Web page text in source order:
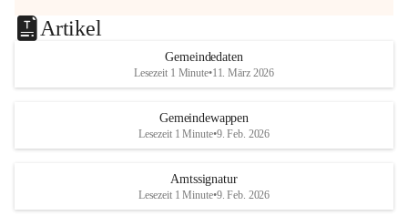
Artikel
Gemeindedaten
Lesezeit 1 Minute•11. März 2026
Gemeindewappen
Lesezeit 1 Minute•9. Feb. 2026
Amtssignatur
Lesezeit 1 Minute•9. Feb. 2026